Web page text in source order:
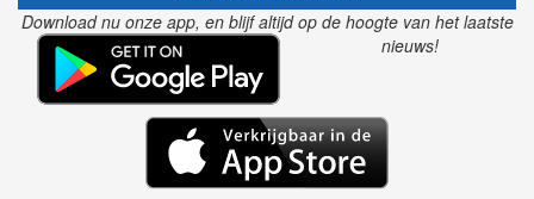
Download nu onze app, en blijf altijd op de hoogte van het laatste
nieuws!